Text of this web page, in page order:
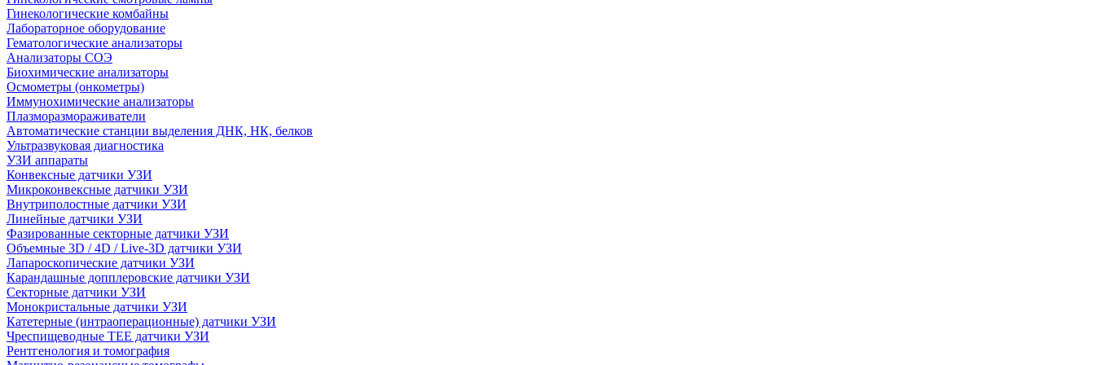
Гинекологические комбайны
Лабораторное оборудование
Гематологические анализаторы
Анализаторы СОЭ
Биохимические анализаторы
Осмометры (онкометры)
Иммунохимические анализаторы
Плазморазмораживатели
Автоматические станции выделения ДНК, НК, белков
Ультразвуковая диагностика
УЗИ аппараты
Конвексные датчики УЗИ
Микроконвексные датчики УЗИ
Внутриполостные датчики УЗИ
Линейные датчики УЗИ
Фазированные секторные датчики УЗИ
Объемные 3D / 4D / Live-3D датчики УЗИ
Лапароскопические датчики УЗИ
Карандашные допплеровские датчики УЗИ
Секторные датчики УЗИ
Монокристальные датчики УЗИ
Катетерные (интраоперационные) датчики УЗИ
Чреспищеводные TEE датчики УЗИ
Рентгенология и томография